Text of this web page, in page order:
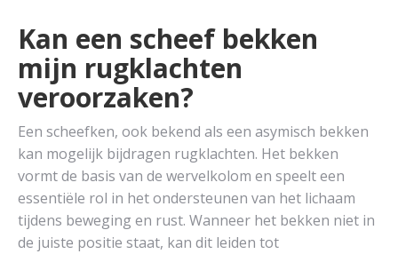
Kan een scheef bekken
mijn rugklachten
veroorzaken?
Een scheefken, ook bekend als een asymisch bekken
kan mogelijk bijdragen rugklachten. Het bekken
vormt de basis van de wervelkolom en speelt een
essentiële rol in het ondersteunen van het lichaam
tijdens beweging en rust. Wanneer het bekken niet in
de juiste positie staat, kan dit leiden tot